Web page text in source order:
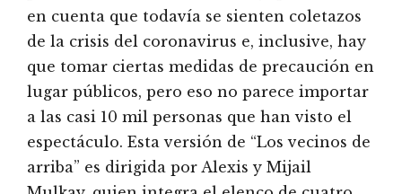
en cuenta que todavía se sienten coletazos
de la crisis del coronavirus e, inclusive, hay
que tomar ciertas medidas de precaución en
lugar públicos, pero eso no parece importar
a las casi 10 mil personas que han visto el
espectáculo. Esta versión de “Los vecinos de
arriba” es dirigida por Alexis y Mijail